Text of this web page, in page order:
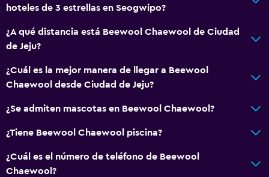
hoteles de 3 estrellas en Seogwipo?
¿A qué distancia está Beewool Chaewool de Ciudad
de Jeju?
¿Cuál es la mejor manera de llegar a Beewool
Chaewool desde Ciudad de Jeju?
¿Se admiten mascotas en Beewool Chaewool?
¿Tiene Beewool Chaewool piscina?
¿Cuál es el número de teléfono de Beewool
Chaewool?